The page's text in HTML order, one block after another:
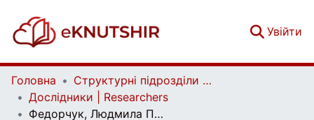
Увійти
Головна
Структурні підрозділи Київського національного університету імені Тараса Шевченка та Організації | Faculties, Institutes and Departments of Taras Shevchenko National University of Kyiv and Organizations
Дослідники | Researchers
Федорчук, Людмила Петрівна